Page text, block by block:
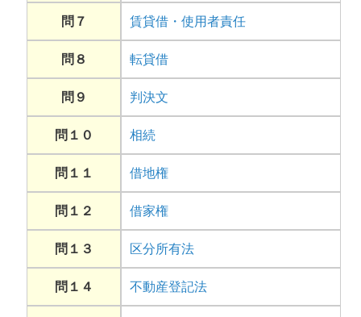
問７ 賃貸借・使用者責任
問８ 転貸借
問９ 判決文
問１０ 相続
問１１ 借地権
問１２ 借家権
問１３ 区分所有法
問１４ 不動産登記法